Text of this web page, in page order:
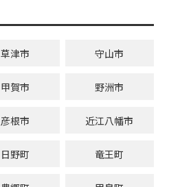
草津市 守山市
甲賀市 野洲市
彦根市 近江八幡市
日野町 竜王町